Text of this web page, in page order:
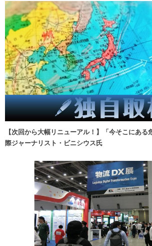
【次回から大幅リニューアル！】「今そこにあ
際ジャーナリスト・ビニシウス氏